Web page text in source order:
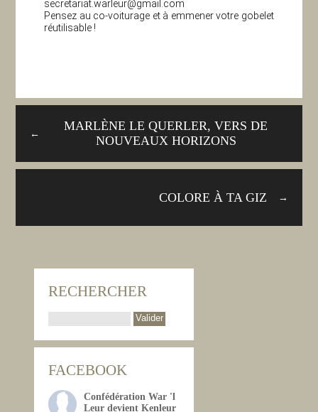
secretariat.warleur@gmail.com
Pensez au co-voiturage et à emmener votre gobelet
réutilisable !
←
MARLÈNE LE QUERLER, VERS DE
NOUVEAUX HORIZONS
→
COLORE À TA GIZ
RECHERCHER
FACEBOOK
Confédération War 'l
Leur devient Kenleur